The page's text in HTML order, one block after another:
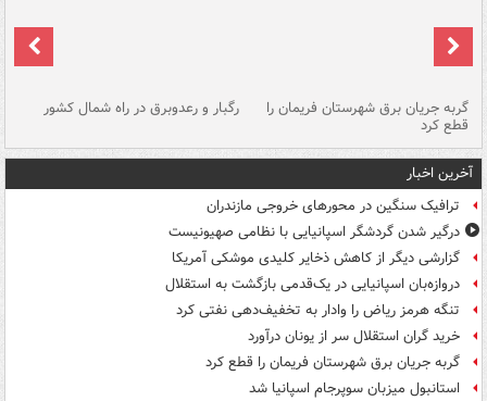
گربه جریان برق شهرستان فریمان را
قطع کرد
رگبار و رعدوبرق در راه شمال کشور
آخرین اخبار
ترافیک سنگین در محورهای خروجی مازندران
درگیر شدن گردشگر اسپانیایی با نظامی صهیونیست
گزارشی دیگر از کاهش ذخایر کلیدی موشکی آمریکا
دروازه‌بان اسپانیایی در یک‌قدمی بازگشت به استقلال
تنگه هرمز ریاض را وادار به تخفیف‌دهی نفتی کرد
خرید گران استقلال سر از یونان درآورد
گربه جریان برق شهرستان فریمان را قطع کرد
استانبول میزبان سوپرجام اسپانیا شد